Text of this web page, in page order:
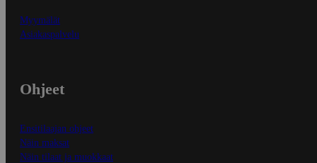
Myymälät
Asiakaspalvelu
Ohjeet
Ensitilaajan ohjeet
Näin maksat
Näin tilaat ja muokkaat